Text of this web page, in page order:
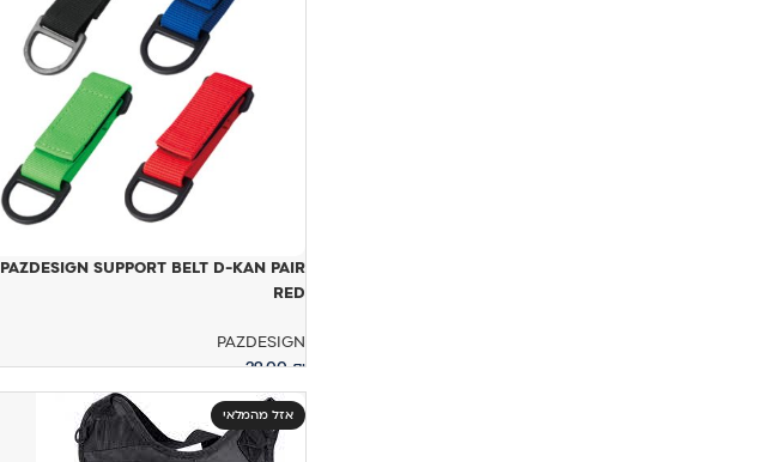
PAZDESIGN SUPPORT BELT D-KAN PAIR
RED
PAZDESIGN
29.00₪
הוספה לסל
אזל מהמלאי